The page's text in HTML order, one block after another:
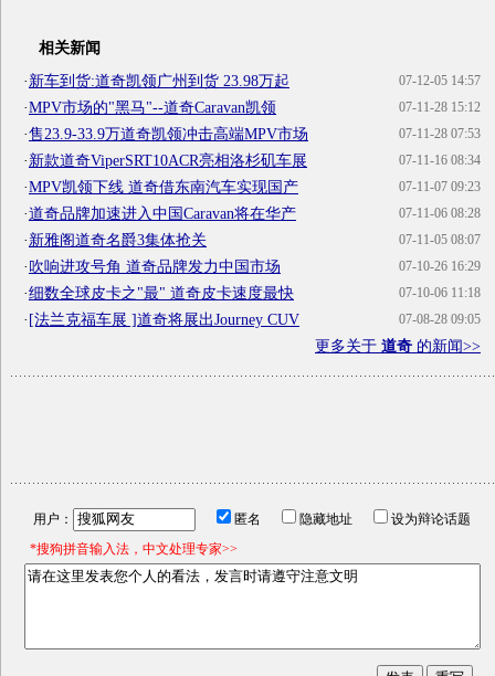
相关新闻
07-12-05 14:57
·新车到货:道奇凯领广州到货 23.98万起
07-11-28 15:12
·MPV市场的"黑马"--道奇Caravan凯领
07-11-28 07:53
·售23.9-33.9万道奇凯领冲击高端MPV市场
07-11-16 08:34
·新款道奇ViperSRT10ACR亮相洛杉矶车展
07-11-07 09:23
·MPV凯领下线 道奇借东南汽车实现国产
07-11-06 08:28
·道奇品牌加速进入中国Caravan将在华产
07-11-05 08:07
·新雅阁道奇名爵3集体抢关
07-10-26 16:29
·吹响进攻号角 道奇品牌发力中国市场
07-10-06 11:18
·细数全球皮卡之"最" 道奇皮卡速度最快
07-08-28 09:05
·[法兰克福车展 ]道奇将展出Journey CUV
更多关于 道奇 的新闻>>
用户： 匿名 隐藏地址
设为辩论话题
*搜狗拼音输入法，中文处理专家>>